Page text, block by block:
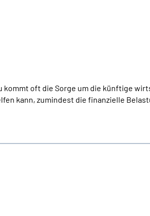
kommt oft die Sorge um die künftige
kann, zumindest die finanzielle